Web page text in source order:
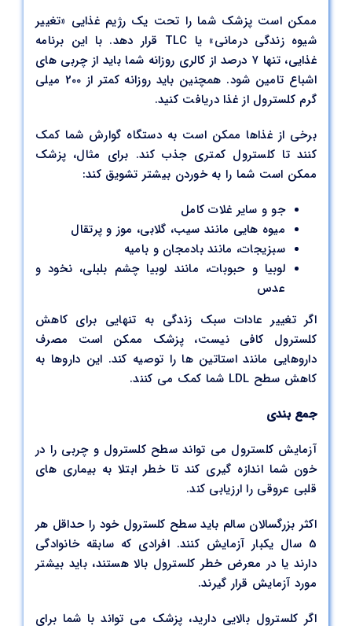
ممکن است پزشک شما را تحت یک رژیم غذایی «تغییر
شیوه زندگی درمانی» یا TLC قرار دهد. با این برنامه
غذایی، تنها ۷ درصد از کالری روزانه شما باید از چربی های
اشباع تامین شود. همچنین باید روزانه کمتر از 200 میلی
گرم کلسترول از غذا دریافت کنید.
برخی از غذاها ممکن است به دستگاه گوارش شما کمک
کنند تا کلسترول کمتری جذب کند. برای مثال، پزشک
ممکن است شما را به خوردن بیشتر تشویق کند:
جو و سایر غلات کامل
میوه هایی مانند سیب، گلابی، موز و پرتقال
سبزیجات، مانند بادمجان و بامیه
لوبیا و حبوبات، مانند لوبیا چشم بلبلی، نخود و
عدس
اگر تغییر عادات سبک زندگی به تنهایی برای کاهش
کلسترول کافی نیست، پزشک ممکن است مصرف
داروهایی مانند استاتین ها را توصیه کند. این داروها به
کاهش سطح LDL شما کمک می کنند.
جمع بندی
آزمایش کلسترول می تواند سطح کلسترول و چربی را در
خون شما اندازه گیری کند تا خطر ابتلا به بیماری های
قلبی عروقی را ارزیابی کند.
اکثر بزرگسالان سالم باید سطح کلسترول خود را حداقل هر
5 سال یکبار آزمایش کنند. افرادی که سابقه خانوادگی
دارند یا در معرض خطر کلسترول بالا هستند، باید بیشتر
مورد آزمایش قرار گیرند.
اگر کلسترول بالایی دارید، پزشک می تواند با شما برای